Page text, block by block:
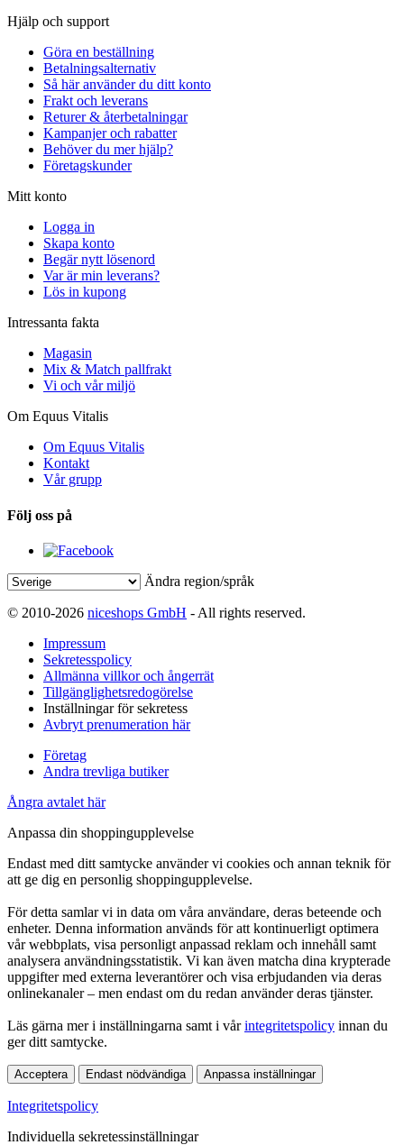
Hjälp och support
Göra en beställning
Betalningsalternativ
Så här använder du ditt konto
Frakt och leverans
Returer & återbetalningar
Kampanjer och rabatter
Behöver du mer hjälp?
Företagskunder
Mitt konto
Logga in
Skapa konto
Begär nytt lösenord
Var är min leverans?
Lös in kupong
Intressanta fakta
Magasin
Mix & Match pallfrakt
Vi och vår miljö
Om Equus Vitalis
Om Equus Vitalis
Kontakt
Vår grupp
Följ oss på
Ändra region/språk
© 2010-2026 niceshops GmbH - All rights reserved.
Impressum
Sekretesspolicy
Allmänna villkor och ångerrät
Tillgänglighetsredogörelse
Inställningar för sekretess
Avbryt prenumeration här
Företag
Andra trevliga butiker
Ångra avtalet här
Anpassa din shoppingupplevelse
Endast med ditt samtycke använder vi cookies och annan teknik för
att ge dig en personlig shoppingupplevelse.
För detta samlar vi in data om våra användare, deras beteende och
enheter. Denna information används för att kontinuerligt optimera
vår webbplats, visa personligt anpassad reklam och innehåll samt
analysera användningsstatistik. Vi kan även matcha dina krypterade
uppgifter med externa leverantörer och visa erbjudanden via deras
onlinekanaler – men endast om du redan använder deras tjänster.
Läs gärna mer i inställningarna samt i vårintegritetspolicy innan du
ger ditt samtycke.
Acceptera Endast nödvändiga Anpassa inställningar
Integritetspolicy
Individuella sekretessinställningar